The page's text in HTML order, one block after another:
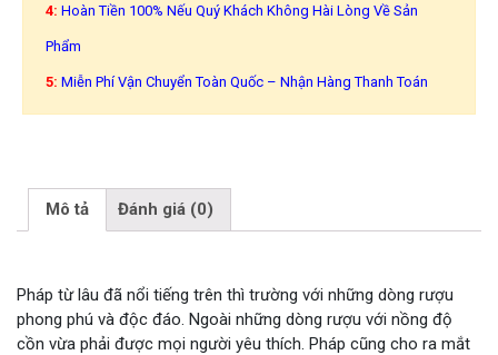
4: Hoàn Tiền 100% Nếu Quý Khách Không Hài Lòng Về Sản
Phẩm
5: Miễn Phí Vận Chuyển Toàn Quốc – Nhận Hàng Thanh Toán
Mô tả Đánh giá (0)
Pháp từ lâu đã nổi tiếng trên thì trường với những dòng rượu
phong phú và độc đáo. Ngoài những dòng rượu với nồng độ
cồn vừa phải được mọi người yêu thích. Pháp cũng cho ra mắt